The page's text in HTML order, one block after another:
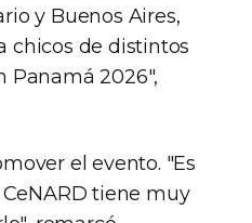
y Buenos Aires,
chicos de distintos
Panamá 2026",
el evento. "Es
tiene muy